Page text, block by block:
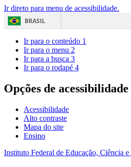
Ir direto para menu de acessibilidade.
BRASIL
Ir para o conteúdo 1
Ir para o menu 2
Ir para a busca 3
Ir para o rodapé 4
Opções de acessibilidade
Acessibilidade
Alto contraste
Mapa do site
Ensino
Instituto Federal de Educação, Ciência